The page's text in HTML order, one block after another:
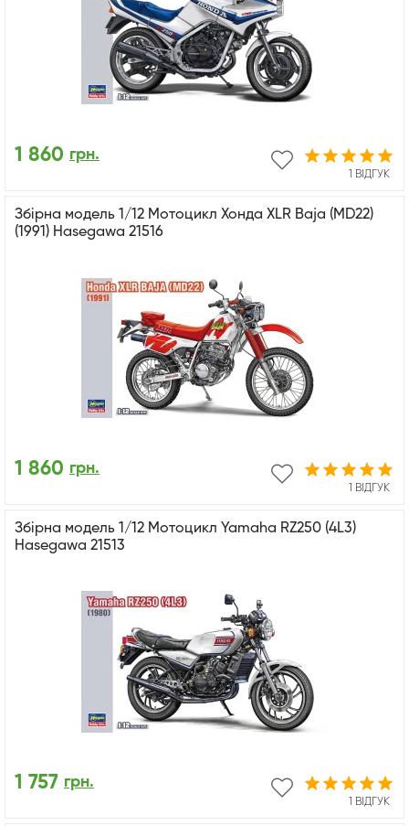
1 ВІДГУК
1 860 грн.
Збірна модель 1/12 Мотоцикл Хонда XLR Baja (MD22)
(1991) Hasegawa 21516
1 ВІДГУК
1 860 грн.
Збірна модель 1/12 Мотоцикл Yamaha RZ250 (4L3)
Hasegawa 21513
1 ВІДГУК
1 757 грн.